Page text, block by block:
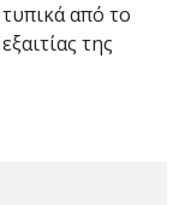
από το
της